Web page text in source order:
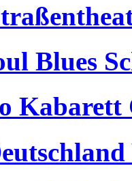
Blues
Kabarett